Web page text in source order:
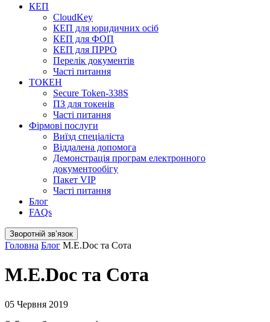
КЕП
CloudKey
КЕП для юридичних осіб
КЕП для ФОП
КЕП для ПРРО
Перелік документів
Часті питання
ТОКЕН
Secure Token-338S
ПЗ для токенів
Часті питання
Фірмові послуги
Виїзд спеціаліста
Віддалена допомога
Демонстрація програм електронного
документообігу
Пакет VIP
Часті питання
Блог
FAQs
Зворотній звʼязок
Головна Блог M.E.Doc та Сота
M.E.Doc та Сота
05 Червня 2019